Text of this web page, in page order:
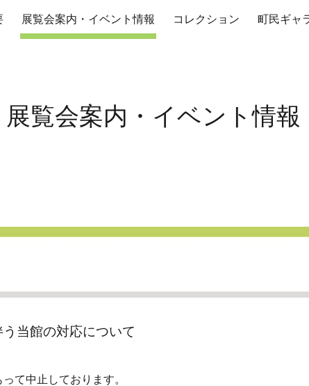
to main content Skip to
展覧会案内・イベント情報 コレクション 町民ギャ
展覧会案内・イベント情報
当館の対応について
て中止しております。